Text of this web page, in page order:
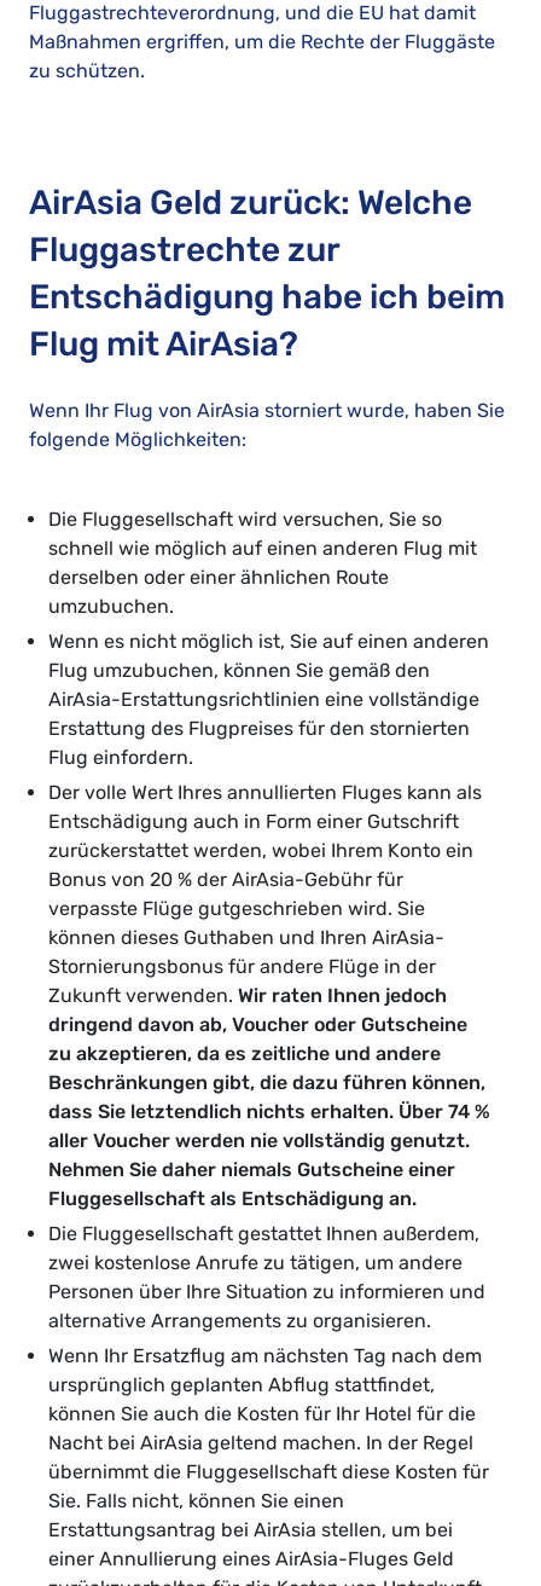
Fluggastrechteverordnung, und die EU hat damit
Maßnahmen ergriffen, um die Rechte der Fluggäste
zu schützen.
AirAsia Geld zurück: Welche
Fluggastrechte zur
Entschädigung habe ich beim
Flug mit AirAsia?
Wenn Ihr Flug von AirAsia storniert wurde, haben Sie
folgende Möglichkeiten:
Die Fluggesellschaft wird versuchen, Sie so
schnell wie möglich auf einen anderen Flug mit
derselben oder einer ähnlichen Route
umzubuchen.
Wenn es nicht möglich ist, Sie auf einen anderen
Flug umzubuchen, können Sie gemäß den
AirAsia-Erstattungsrichtlinien eine vollständige
Erstattung des Flugpreises für den stornierten
Flug einfordern.
Der volle Wert Ihres annullierten Fluges kann als
Entschädigung auch in Form einer Gutschrift
zurückerstattet werden, wobei Ihrem Konto ein
Bonus von 20 % der AirAsia-Gebühr für
verpasste Flüge gutgeschrieben wird. Sie
können dieses Guthaben und Ihren AirAsia-
Stornierungsbonus für andere Flüge in der
Zukunft verwenden. Wir raten Ihnen jedoch
dringend davon ab, Voucher oder Gutscheine
zu akzeptieren, da es zeitliche und andere
Beschränkungen gibt, die dazu führen können,
dass Sie letztendlich nichts erhalten. Über 74 %
aller Voucher werden nie vollständig genutzt.
Nehmen Sie daher niemals Gutscheine einer
Fluggesellschaft als Entschädigung an.
Die Fluggesellschaft gestattet Ihnen außerdem,
zwei kostenlose Anrufe zu tätigen, um andere
Personen über Ihre Situation zu informieren und
alternative Arrangements zu organisieren.
Wenn Ihr Ersatzflug am nächsten Tag nach dem
ursprünglich geplanten Abflug stattfindet,
können Sie auch die Kosten für Ihr Hotel für die
Nacht bei AirAsia geltend machen. In der Regel
übernimmt die Fluggesellschaft diese Kosten für
Sie. Falls nicht, können Sie einen
Erstattungsantrag bei AirAsia stellen, um bei
einer Annullierung eines AirAsia-Fluges Geld